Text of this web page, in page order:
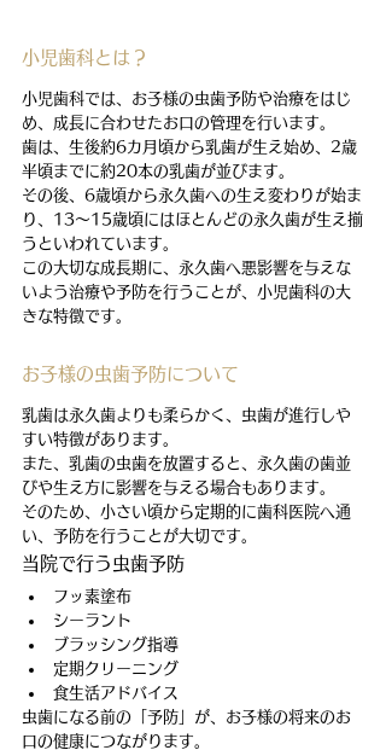
小児歯科とは？
小児歯科では、お子様の虫歯予防や治療をはじ
め、成長に合わせたお口の管理を行います。
歯は、生後約6カ月頃から乳歯が生え始め、2歳
半頃までに約20本の乳歯が並びます。
その後、6歳頃から永久歯への生え変わりが始ま
り、13〜15歳頃にはほとんどの永久歯が生え揃
うといわれています。
この大切な成長期に、永久歯へ悪影響を与えな
いよう治療や予防を行うことが、小児歯科の大
きな特徴です。
お子様の虫歯予防について
乳歯は永久歯よりも柔らかく、虫歯が進行しや
すい特徴があります。
また、乳歯の虫歯を放置すると、永久歯の歯並
びや生え方に影響を与える場合もあります。
そのため、小さい頃から定期的に歯科医院へ通
い、予防を行うことが大切です。
当院で行う虫歯予防
フッ素塗布
シーラント
ブラッシング指導
定期クリーニング
食生活アドバイス
虫歯になる前の「予防」が、お子様の将来のお
口の健康につながります。